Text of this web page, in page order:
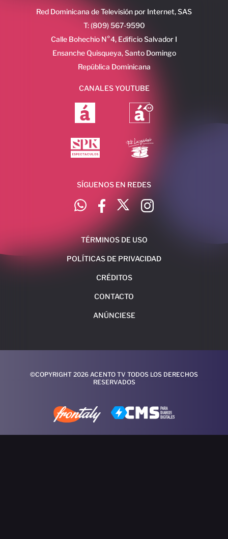
Red Dominicana de Televisión por Internet, SAS
T: (809) 567-9590
Calle Bohechio N°4, Edificio Salvador I
Ensanche Quisqueya, Santo Domingo
República Dominicana
CANALES YOUTUBE
SÍGUENOS EN REDES
TÉRMINOS DE USO
POLÍTICAS DE PRIVACIDAD
CRÉDITOS
CONTACTO
ANÚNCIESE
©COPYRIGHT 2026 ACENTO TV TODOS LOS DERECHOS
RESERVADOS